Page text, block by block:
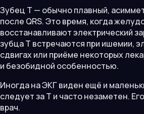
Зубец T — обычно плавный,
после QRS. Это время, когда
восстанавливают электрический
зубца T встречаются при ишемии,
сдвигах или приёме некоторых
и безобидной особенностью.
Иногда на ЭКГ виден ещё и
следует за T и часто незаметен.
врач.